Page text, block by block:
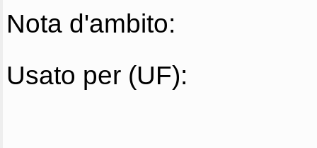
Nota d'ambito:
Usato per (UF):